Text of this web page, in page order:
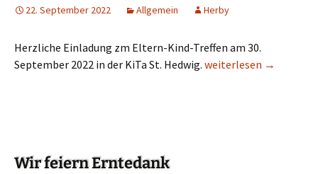
22. September 2022 Allgemein Herby
Herzliche Einladung zm Eltern-Kind-Treffen am 30.
September 2022 in der KiTa St. Hedwig. Eltern-Kind-Treffen
weiterlesen →
Wir feiern Erntedank